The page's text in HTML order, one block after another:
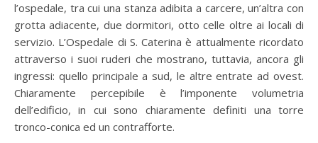
l’ospedale, tra cui una stanza adibita a carcere, un’altra con
grotta adiacente, due dormitori, otto celle oltre ai locali di
servizio. L’Ospedale di S. Caterina è attualmente ricordato
attraverso i suoi ruderi che mostrano, tuttavia, ancora gli
ingressi: quello principale a sud, le altre entrate ad ovest.
Chiaramente percepibile è l’imponente volumetria
dell’edificio, in cui sono chiaramente definiti una torre
tronco-conica ed un contrafforte.